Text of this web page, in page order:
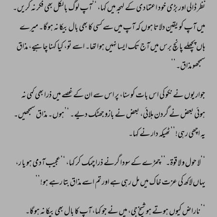
نظر ڈالی اور بڑی خود اعتمادی کے لہجہ میں کہا، ‘’آپ لوگ بالکل بھی فکر نہ کریں۔
میں آپ کو یقین دلاتا ہوں کہ آپ میں سے کسی کا بھی بال بیکا نہ ہوگا۔ میرے
ہاں پچھلے پانچ برس میں آج تک ایسا نہیں ہوا تھا۔ اسے تو، کیا کہنا چاہیے، مذاق
سمجھو مذاق۔’’
جواریوں نے نکو کی اس بات کو سنا، پر اس سے ان کے غصے میں ذرا بھی کمی نہ
ہوئی بعض نے گردن ہلائی، بعض نے بازو جھٹک دیے۔ ‘’ہوں۔ مذاق سمجھیں۔
یہ اچھی رہی!’’ ٹھیکہ دار نے کہا۔
‘’لا حول و لا قوة۔’’ چمڑے کے سودا گرنے ذرا چمک کر کہا، ‘’عجیب آدمی ہو یا ر،
یہاں لاکھ کی عزت خاک میں مل رہی ہے اور تم اسے مذاق بتا رہے ہو!’’
‘’ناراض کیوں ہوتے ہو شیخ جی، میں نے جو کہا، آپ کا بال بھی بیکا نہ ہوگا۔